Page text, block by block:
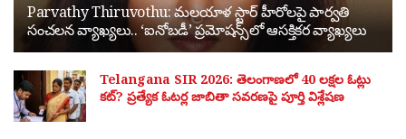
Parvathy Thiruvothu: మలయాళ స్టార్ హీరోలపై పార్వతి
సంచలన వ్యాఖ్యలు.. ‘ఐనోబడీ’ ప్రమోషన్స్‌లో ఆసక్తికర వ్యాఖ్యలు
Telangana SIR 2026: తెలంగాణలో 40 లక్షల ఓట్లు
కట్? ప్రత్యేక ఓటర్ల జాబితా సవరణపై పూర్తి విశ్లేషణ